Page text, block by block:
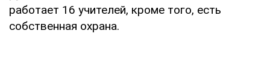
работает 16 учителей, кроме того, есть
собственная охрана.